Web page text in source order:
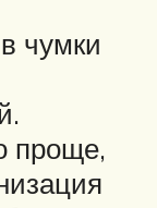
чумки
проще,